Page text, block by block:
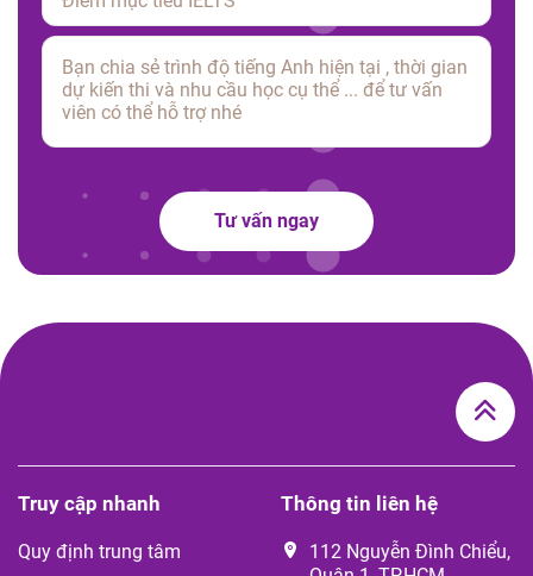
Tư vấn ngay
Truy cập nhanh
Quy định trung tâm
Thông tin liên hệ
112 Nguyễn Đình Chiểu,